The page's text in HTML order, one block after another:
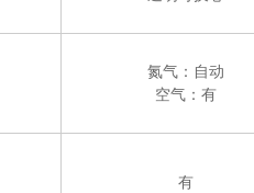
氮气：自动
空气：有
有